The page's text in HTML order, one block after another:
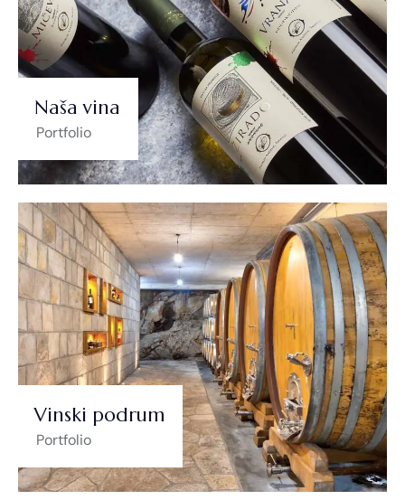
Naša vina
Portfolio
Vinski podrum
Portfolio